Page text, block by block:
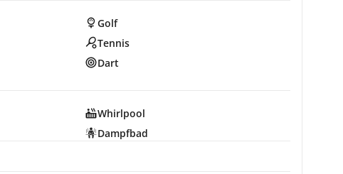
Golf
Tennis
Dart
Whirlpool
Dampfbad